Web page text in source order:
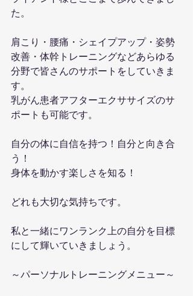
た。
肩こり・腰痛・シェイプアップ・姿勢
改善・体幹トレーニングなどあらゆる
分野で皆さんのサポートをしていきま
す。
乳がん患者アフターエクササイズのサ
ポートも可能です。
自分の体に自信を持つ！自分と向き合
う！
身体を動かす楽しさを知る！
どれも大切な気持ちです。
私と一緒にワンランク上の自分を目標
にして輝いていきましょう。
～パーソナルトレーニングメニュー～